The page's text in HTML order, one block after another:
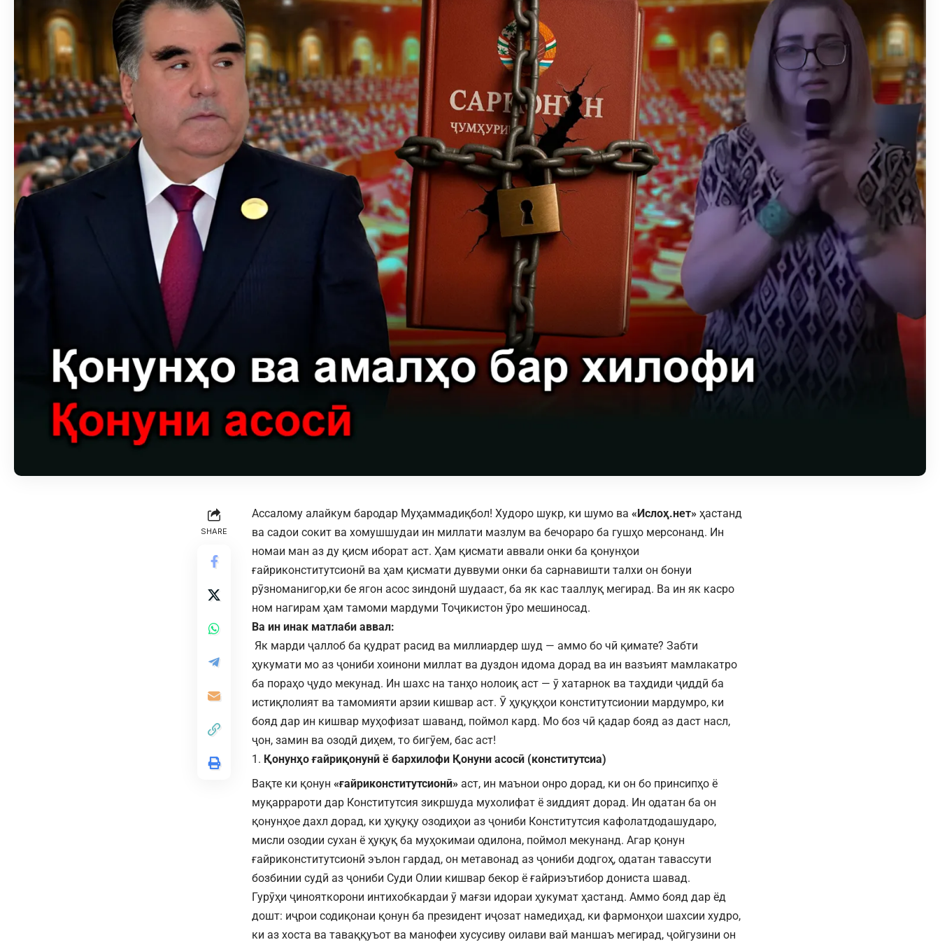
SHARE
Ассалому алайкум бародар Муҳаммадиқбол! Худоро шукр, ки шумо ва «Ислоҳ.нет» ҳастанд
ва садои сокит ва хомушшудаи ин миллати мазлум ва бечораро ба гушҳо мерсонанд. Ин
номаи ман аз ду қисм иборат аст. Ҳам қисмати аввали онки ба қонунҳои
ғайриконститутсионӣ ва ҳам қисмати дуввуми онки ба сарнавишти талхи он бонуи
рӯзноманигор,ки бе ягон асос зиндонӣ шудааст, ба як кас тааллуқ мегирад. Ва ин як касро
ном нагирам ҳам тамоми мардуми Тоҷикистон ӯро мешиносад.
Ва ин инак матлаби аввал:
Як марди ҷаллоб ба қудрат расид ва миллиардер шуд — аммо бо чӣ қимате? Забти
ҳукумати мо аз ҷониби хоинони миллат ва дуздон идома дорад ва ин вазъият мамлакатро
ба пораҳо ҷудо мекунад. Ин шахс на танҳо нолоиқ аст — ӯ хатарнок ва таҳдиди ҷиддӣ ба
истиқлолият ва тамомияти арзии кишвар аст. Ӯ ҳуқуқҳои конститутсионии мардумро, ки
бояд дар ин кишвар муҳофизат шаванд, поймол кард. Мо боз чӣ қадар бояд аз даст насл,
ҷон, замин ва озодӣ диҳем, то бигӯем, бас аст!
Қонунҳо ғайриқонунӣ ё бархилофи Қонуни асосӣ (конститутсиа)
Вақте ки қонун «ғайриконститутсионӣ» аст, ин маънои онро дорад, ки он бо принсипҳо ё
муқаррароти дар Конститутсия зикршуда мухолифат ё зиддият дорад. Ин одатан ба он
қонунҳое дахл дорад, ки ҳуқуқу озодиҳои аз ҷониби Конститутсия кафолатдодашударо,
мисли озодии сухан ё ҳуқуқ ба муҳокимаи одилона, поймол мекунанд. Агар қонун
ғайриконститутсионӣ эълон гардад, он метавонад аз ҷониби додгоҳ, одатан тавассути
бозбинии судӣ аз ҷониби Суди Олии кишвар бекор ё ғайриэътибор дониста шавад.
Гурӯҳи ҷинояткорони интихобкардаи ӯ мағзи идораи ҳукумат ҳастанд. Аммо бояд дар ёд
дошт: иҷрои содиқонаи қонун ба президент иҷозат намедиҳад, ки фармонҳои шахсии худро,
ки аз хоста ва таваққуъот ва манофеи хусусиву оилави вай маншаъ мегирад, ҷойгузини он